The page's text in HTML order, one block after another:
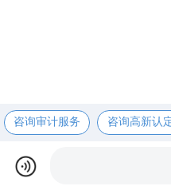
咨询审计服务 咨询高新认